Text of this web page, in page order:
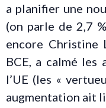
a planifier une
(on parle de 2,7
encore Christine
BCE, a calmé les
l’UE (les «
augmentation ait